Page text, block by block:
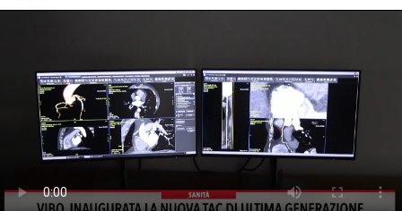
Cronaca
Politica